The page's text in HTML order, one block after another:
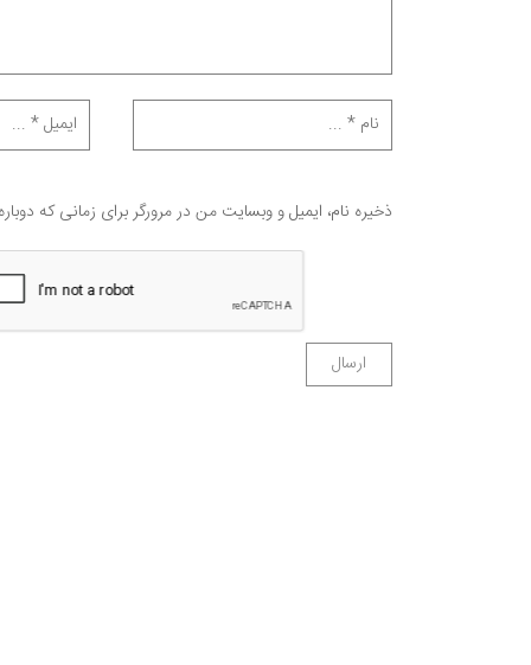
ذخیره نام، ایمیل و وبسایت من در مرورگر برای زمانی که